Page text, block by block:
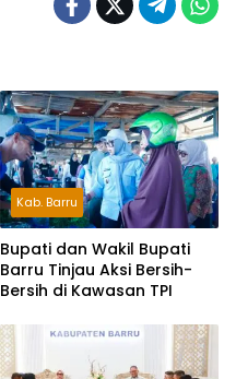
Kab. Barru
Bupati dan Wakil Bupati
Barru Tinjau Aksi Bersih-
Bersih di Kawasan TPI